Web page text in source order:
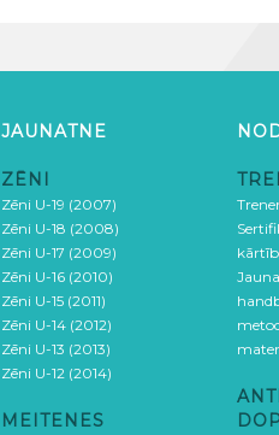
JAUNATNE
ZĒNI
Zēni U-19 (2007)
Zēni U-18 (2008)
Zēni U-17 (2009)
Zēni U-16 (2010)
Zēni U-15 (2011)
Zēni U-14 (2012)
Zēni U-13 (2013)
Zēni U-12 (2014)
MEITENES